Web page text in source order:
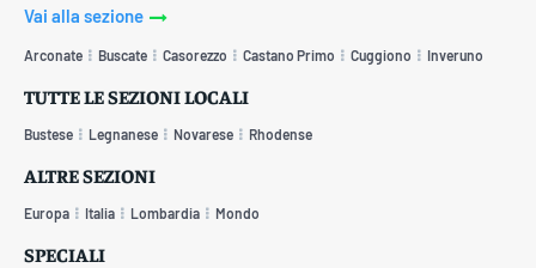
Vai alla sezione
Arconate Buscate Casorezzo Castano Primo Cuggiono Inveruno
TUTTE LE SEZIONI LOCALI
Bustese Legnanese Novarese Rhodense
ALTRE SEZIONI
Europa Italia Lombardia Mondo
SPECIALI